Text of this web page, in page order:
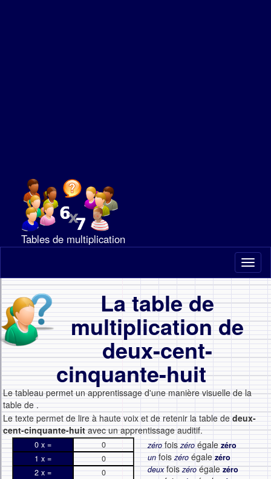
Tables de multiplication
La table de
multiplication de
deux-cent-
cinquante-huit
Le tableau permet un apprentissage d'une manière visuelle de la
table de .
Le texte permet de lire à haute voix et de retenir la table de deux-
cent-cinquante-huitavec un apprentissage auditif.
0 x =
0
1 x =
0
2 x =
0
zérofoiszéroégalezéro
un foiszéro égale zéro
deuxfoiszéroégalezéro